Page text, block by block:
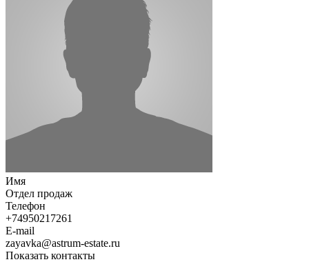
Имя
Отдел продаж
Телефон
+74950217261
E-mail
zayavka@astrum-estate.ru
Показать контакты